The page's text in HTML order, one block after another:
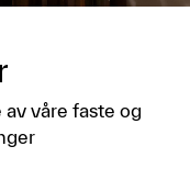
våre faste og